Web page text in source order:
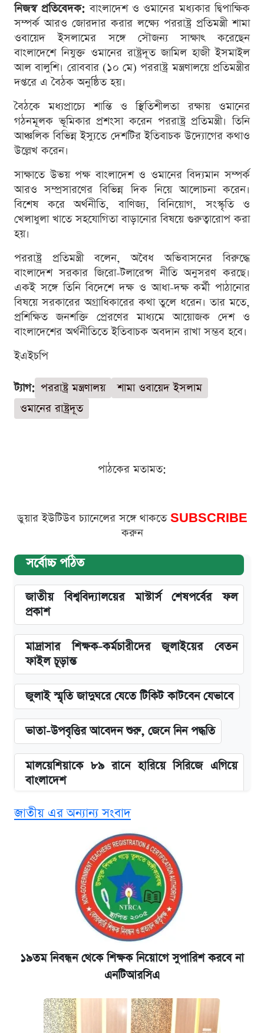
নিজস্ব প্রতিবেদক: বাংলাদেশ ও ওমানের মধ্যকার দ্বিপাক্ষিক
সম্পর্ক আরও জোরদার করার লক্ষ্যে পররাষ্ট্র প্রতিমন্ত্রী শামা
ওবায়েদ ইসলামের সঙ্গে সৌজন্য সাক্ষাৎ করেছেন
বাংলাদেশে নিযুক্ত ওমানের রাষ্ট্রদূত জামিল হাজী ইসমাইল
আল বালুশি। রোববার (১০ মে) পররাষ্ট্র মন্ত্রণালয়ে প্রতিমন্ত্রীর
দপ্তরে এ বৈঠক অনুষ্ঠিত হয়।
বৈঠকে মধ্যপ্রাচ্যে শান্তি ও স্থিতিশীলতা রক্ষায় ওমানের
গঠনমূলক ভূমিকার প্রশংসা করেন পররাষ্ট্র প্রতিমন্ত্রী। তিনি
আঞ্চলিক বিভিন্ন ইস্যুতে দেশটির ইতিবাচক উদ্যোগের কথাও
উল্লেখ করেন।
সাক্ষাতে উভয় পক্ষ বাংলাদেশ ও ওমানের বিদ্যমান সম্পর্ক
আরও সম্প্রসারণের বিভিন্ন দিক নিয়ে আলোচনা করেন।
বিশেষ করে অর্থনীতি, বাণিজ্য, বিনিয়োগ, সংস্কৃতি ও
খেলাধুলা খাতে সহযোগিতা বাড়ানোর বিষয়ে গুরুত্বারোপ করা
হয়।
পররাষ্ট্র প্রতিমন্ত্রী বলেন, অবৈধ অভিবাসনের বিরুদ্ধে
বাংলাদেশ সরকার জিরো-টলারেন্স নীতি অনুসরণ করছে।
একই সঙ্গে তিনি বিদেশে দক্ষ ও আধা-দক্ষ কর্মী পাঠানোর
বিষয়ে সরকারের অগ্রাধিকারের কথা তুলে ধরেন। তার মতে,
প্রশিক্ষিত জনশক্তি প্রেরণের মাধ্যমে আয়োজক দেশ ও
বাংলাদেশের অর্থনীতিতে ইতিবাচক অবদান রাখা সম্ভব হবে।
ইএইচপি
ট্যাগ: পররাষ্ট্র মন্ত্রণালয়
শামা ওবায়েদ ইসলাম
ওমানের রাষ্ট্রদূত
পাঠকের মতামত:
ডুয়ার ইউটিউব চ্যানেলের সঙ্গে থাকতে SUBSCRIBE
করুন
সর্বোচ্চ পঠিত
জাতীয় বিশ্ববিদ্যালয়ের মাস্টার্স শেষপর্বের ফল
প্রকাশ
মাদ্রাসার শিক্ষক-কর্মচারীদের জুলাইয়ের বেতন
ফাইল চূড়ান্ত
জুলাই স্মৃতি জাদুঘরে যেতে টিকিট কাটবেন যেভাবে
ভাতা-উপবৃত্তির আবেদন শুরু, জেনে নিন পদ্ধতি
মালয়েশিয়াকে ৮৯ রানে হারিয়ে সিরিজে এগিয়ে
বাংলাদেশ
এসএসসির ফল পুনঃনিরীক্ষণে আবেদন করবেন
দাখিল ও কারিগরি বোর্ডের ফল দেখবেন যেভাবে
আজকের বাজারে স্বর্ণের দাম (৯ আগস্ট)
এক ক্লিকে জেনে নিন আইফোন ১৮ প্রো ম্যাক্সের
দাম ও ফিচার
নবম জাতীয় পে-স্কেল নিয়ে সর্বশেষ যা জানা গেল
আজকের বাজারে স্বর্ণ-রুপার দাম (৫ আগস্ট)
জাতীয় এর অন্যান্য সংবাদ
১৯তম নিবন্ধন থেকে শিক্ষক নিয়োগে সুপারিশ করবে না
এনটিআরসিএ